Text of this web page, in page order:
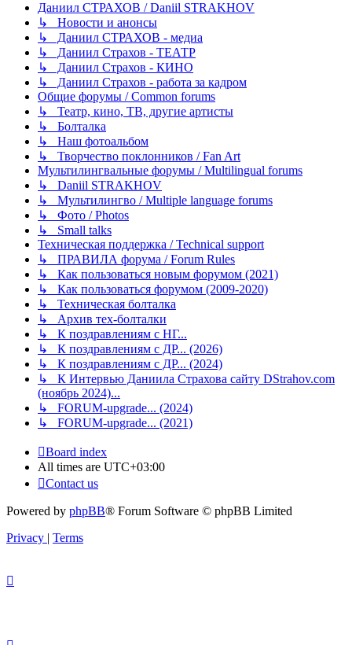
Даниил СТРАХОВ / Daniil STRAKHOV
↳ Новости и анонсы
↳ Даниил СТРАХОВ - медиа
↳ Даниил Страхов - ТЕАТР
↳ Даниил Страхов - КИНО
↳ Даниил Страхов - работа за кадром
Общие форумы / Common forums
↳ Театр, кино, ТВ, другие артисты
↳ Болталка
↳ Наш фотоальбом
↳ Творчество поклонников / Fan Art
Мультилингвальные форумы / Multilingual forums
↳ Daniil STRAKHOV
↳ Мультилингво / Multiple language forums
↳ Фото / Photos
↳ Small talks
Техническая поддержка / Technical support
↳ ПРАВИЛА форума / Forum Rules
↳ Как пользоваться новым форумом (2021)
↳ Как пользоваться форумом (2009-2020)
↳ Техническая болталка
↳ Архив тех-болталки
↳ К поздравлениям с НГ...
↳ К поздравлениям с ДР... (2026)
↳ К поздравлениям с ДР... (2024)
↳ К Интервью Даниила Страхова сайту DStrahov.com
(ноябрь 2024)...
↳ FORUM-upgrade... (2024)
↳ FORUM-upgrade... (2021)
Board index
All times are UTC+03:00
Contact us
Powered by phpBB® Forum Software © phpBB Limited
Privacy | Terms